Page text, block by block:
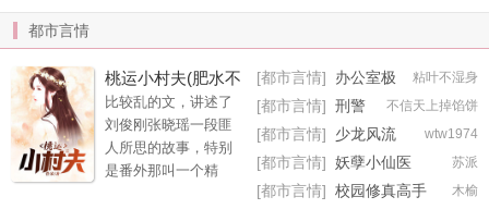
都市言情
桃运小村夫(肥水不
流外人田)
比较乱的文，讲述了
刘俊刚张晓瑶一段匪
人所思的故事，特别
是番外那叫一个精
粘叶不湿身
[都市言情]
办公室极
乐宝鉴
不信天上掉馅饼
[都市言情] 刑警
使命
wtw1974
[都市言情] 少龙风流
苏派
[都市言情] 妖孽小仙医
木榆
[都市言情] 校园修真高手